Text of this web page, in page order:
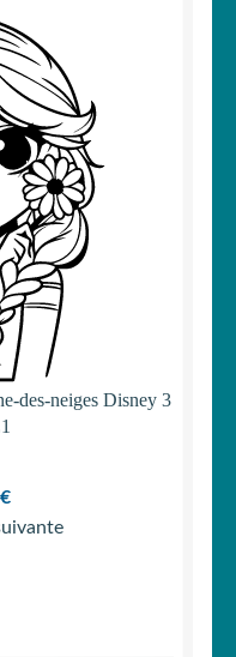
:
€.
est :
9,40 €.
des-neiges Disney 3
€